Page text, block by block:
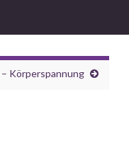
Körperspannung